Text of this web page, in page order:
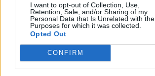
I want to opt-out of Collection, Use,
Retention, Sale, and/or Sharing of my
Personal Data that Is Unrelated with the
Purposes for which it was collected.
Opted Out
CONFIRM
Business Know-how